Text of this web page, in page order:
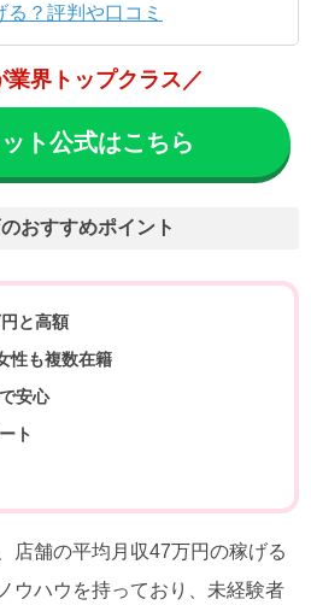
？評判や口コミ
業界トップクラス／
ト公式はこちら
おすすめポイント
と高額
性も複数在籍
安心
ト
店舗の平均月収47万円の稼げる
ウハウを持っており、未経験者